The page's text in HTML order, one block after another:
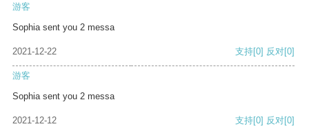
游客
Sophia sent you 2 messa
2021-12-22 支持[0] 反对[0]
游客
Sophia sent you 2 messa
2021-12-12 支持[0] 反对[0]